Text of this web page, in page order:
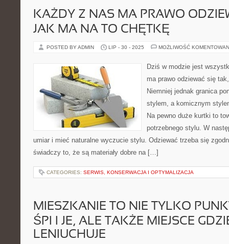
KAŻDY Z NAS MA PRAWO
JAK MA NA TO CHĘTKĘ
POSTED BY ADMIN LIP - 30 - 2025 MOŻLIWOŚĆ
Dziś w modzie jest
ma prawo odziewać się
Niemniej jednak granica
stylem, a komicznym
Na pewno duże kurtki to
potrzebnego stylu. W
umiar i mieć naturalne wyczucie stylu. Odziewać trzeba się
świadczy to, że są materiały dobre na […]
CATEGORIES: SERWIS, KONSERWACJA I OPTYMALIZACJA
MIESZKANIE TO NIE TYLKO
ŚPI I JE, ALE TAKŻE MIEJSCE
LENIUCHUJE